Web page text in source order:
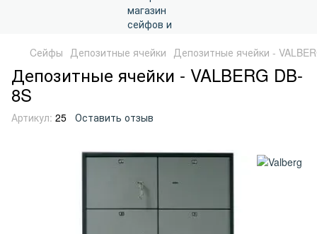
Cейфы Депозитные ячейки Депозитные ячейки -
Депозитные ячейки - VALBERG DB-
8S
Артикул: 25 Оставить отзыв